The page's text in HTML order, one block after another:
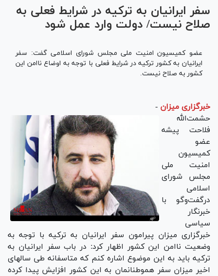
سفر ایرانیان به ترکیه در شرایط فعلی به
صلاح نیست/ دولت وارد عمل شود
عضو کمیسیون امنیت ملی مجلس شورای اسلامی گفت: سفر
ایرانیان به کشور ترکیه در شرایط فعلی با توجه به اوضاع ناامن این
کشور به صلاح نیست.
خبرگزاری میزان -
حشمت‌الله
فلاحت پیشه
عضو
کمیسیون
امنیت ملی
مجلس شورای
اسلامی
درگفت‌و‌گو با
خبرنگار
سیاسی
خبرگزاری میزان پیرامون سفر ایرانیان به ترکیه با توجه به
وضعیت ناامن این کشور اظهار کرد: در باب سفر ایرانیان به
ترکیه باید به این موضوع اشاره کنم که متاسفانه طی سالهای
اخیر میزان سفر هموطنانمان به این کشور افزایش پیدا کرده